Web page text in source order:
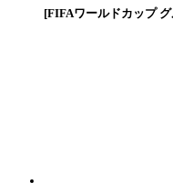
[FIFAワールドカップ